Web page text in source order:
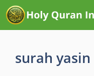
surah yasin